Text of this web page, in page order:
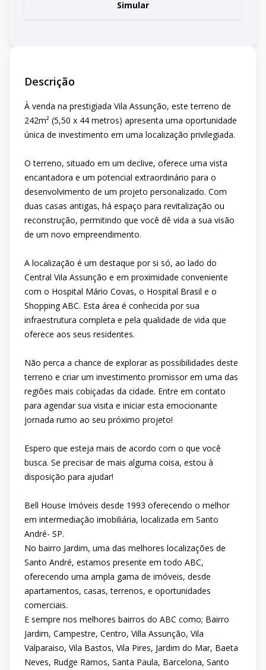
Simular
Descrição
À venda na prestigiada Vila Assunção, este terreno de
242m² (5,50 x 44 metros) apresenta uma oportunidade
única de investimento em uma localização privilegiada.
O terreno, situado em um declive, oferece uma vista
encantadora e um potencial extraordinário para o
desenvolvimento de um projeto personalizado. Com
duas casas antigas, há espaço para revitalização ou
reconstrução, permitindo que você dê vida a sua visão
de um novo empreendimento.
A localização é um destaque por si só, ao lado do
Central Vila Assunção e em proximidade conveniente
com o Hospital Mário Covas, o Hospital Brasil e o
Shopping ABC. Esta área é conhecida por sua
infraestrutura completa e pela qualidade de vida que
oferece aos seus residentes.
Não perca a chance de explorar as possibilidades deste
terreno e criar um investimento promissor em uma das
regiões mais cobiçadas da cidade. Entre em contato
para agendar sua visita e iniciar esta emocionante
jornada rumo ao seu próximo projeto!
Espero que esteja mais de acordo com o que você
busca. Se precisar de mais alguma coisa, estou à
disposição para ajudar!
Bell House Imóveis desde 1993 oferecendo o melhor
em intermediação imobiliária, localizada em Santo
André- SP.
No bairro Jardim, uma das melhores localizações de
Santo André, estamos presente em todo ABC,
oferecendo uma ampla gama de imóveis, desde
apartamentos, casas, terrenos, e oportunidades
comerciais.
E sempre nos melhores bairros do ABC como; Bairro
Jardim, Campestre, Centro, Villa Assunção, Vila
Valparaiso, Vila Bastos, Vila Pires, Jardim do Mar, Baeta
Neves, Rudge Ramos, Santa Paula, Barcelona, Santo